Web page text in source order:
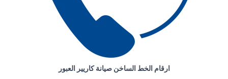
ارقام الخط الساخن صيانة كاريير العبور